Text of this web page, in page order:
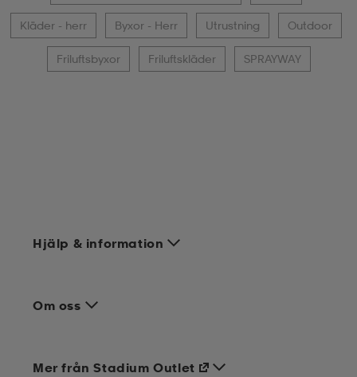
Kläder - herr Byxor - Herr Utrustning Outdoor
Friluftsbyxor Friluftskläder SPRAYWAY
Hjälp & information
Om oss
Mer från Stadium Outlet